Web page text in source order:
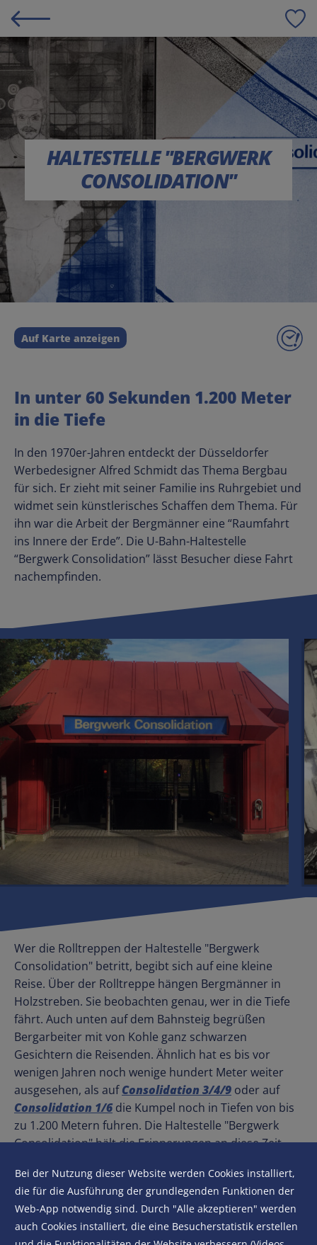
HALTESTELLE "BERGWERK
CONSOLIDATION"
Auf Karte anzeigen
In unter 60 Sekunden 1.200 Meter
in die Tiefe
In den 1970er-Jahren entdeckt der Düsseldorfer
Werbedesigner Alfred Schmidt das Thema Bergbau
für sich. Er zieht mit seiner Familie ins Ruhrgebiet und
widmet sein künstlerisches Schaffen dem Thema. Für
ihn war die Arbeit der Bergmänner eine “Raumfahrt
ins Innere der Erde”. Die U-Bahn-Haltestelle
“Bergwerk Consolidation” lässt Besucher diese Fahrt
nachempfinden.
Wer die Rolltreppen der Haltestelle "Bergwerk
Consolidation" betritt, begibt sich auf eine kleine
Reise. Über der Rolltreppe hängen Bergmänner in
Holzstreben. Sie beobachten genau, wer in die Tiefe
fährt. Auch unten auf dem Bahnsteig begrüßen
Bergarbeiter mit von Kohle ganz schwarzen
Gesichtern die Reisenden. Ähnlich hat es bis vor
wenigen Jahren noch wenige hundert Meter weiter
ausgesehen, als aufConsolidation 3/4/9 oder auf
Consolidation 1/6die Kumpel noch in Tiefen von bis
zu 1.200 Metern fuhren. Die Haltestelle "Bergwerk
Consolidation" hält die Erinnerungen an diese Zeit
macht sie die Arbeitswelt unter Tage in einem Streb
greifbar. Die Wände greifen in ihrer Gestaltung
außerdem die Strukturen von Kohleflözen auf.
Grubenwagen am Ende des Bahnsteigs runden die
Bei der Nutzung dieser Website werden Cookies installiert,
die für die Ausführung der grundlegenden Funktionen der
Web-App notwendig sind. Durch "Alle akzeptieren" werden
auch Cookies installiert, die eine Besucherstatistik erstellen